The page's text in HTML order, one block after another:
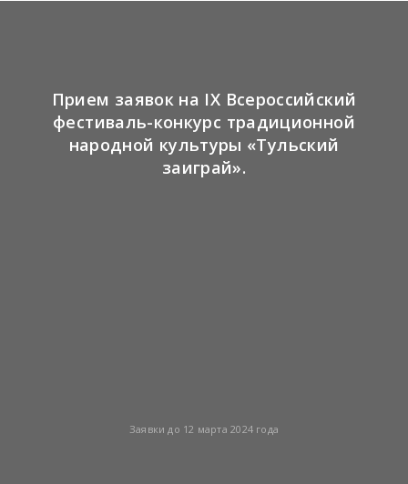
Заявки до 12 марта 2024 года
Прием заявок на IX Всероссийский
фестиваль-конкурс традиционной
народной культуры «Тульский
заиграй».